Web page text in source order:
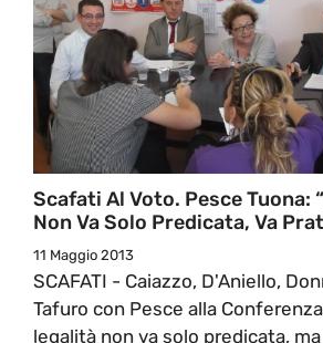
Scafati Al Voto. Pesce Tuona:
Non Va Solo Predicata, Va
11 Maggio 2013
SCAFATI - Caiazzo, D'Aniello,
Tafuro con Pesce alla
legalità non va solo predicata,